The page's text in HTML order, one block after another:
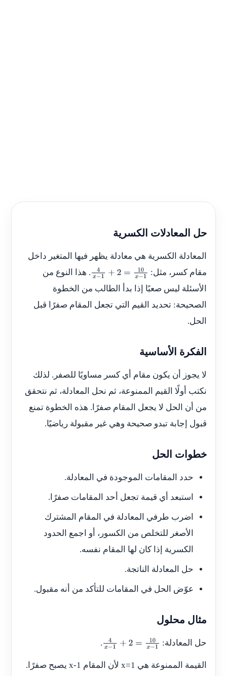
حل المعادلات الكسرية
المعادلة الكسرية هي معادلة يظهر فيها المتغير داخل
مقام كسر، مثل:
4x− 1+ 2=10x−1
. هذا النوع من
الأسئلة ليس صعبًا إذا بدأ الطالب من الخطوة
الصحيحة: تحديد القيم التي تجعل المقام صفرًا قبل
الحل.
الفكرة الأساسية
لا يجوز أن يكون مقام أي كسر مساويًا للصفر. لذلك
نكتب أولًا القيم الممنوعة، ثم نحل المعادلة، ثم نتحقق
من أن الحل لا يجعل المقام صفرًا. هذه الخطوة تمنع
قبول إجابة تبدو صحيحة وهي غير مقبولة رياضيًا.
خطوات الحل
حدد المقامات الموجودة في المعادلة.
استبعد أي قيمة تجعل أحد المقامات صفرًا.
اضرب طرفي المعادلة في المقام المشترك
الأصغر للتخلص من الكسور، أو اجمع الحدود
الكسرية إذا كان لها المقام نفسه.
حل المعادلة الناتجة.
عوّض الحل في المقامات للتأكد من أنه مقبول.
مثال محلول
حل المعادلة: 4x− 1+ 2=10x−1
.
القيمة الممنوعة هي x=1لأن المقام x-1يصبح صفرًا.